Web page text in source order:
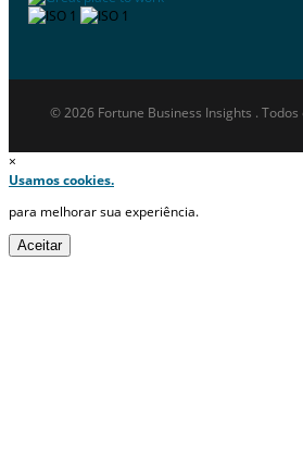
© 2026 Fortune Business Insights .
×
Usamos cookies.
para melhorar sua experiência.
Aceitar